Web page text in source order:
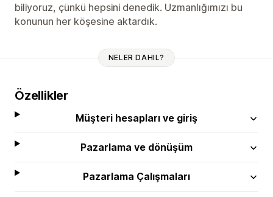
biliyoruz, çünkü hepsini denedik. Uzmanlığımızı bu
konunun her köşesine aktardık.
NELER DAHIL?
Özellikler
Müşteri hesapları ve giriş
Pazarlama ve dönüşüm
Pazarlama Çalışmaları